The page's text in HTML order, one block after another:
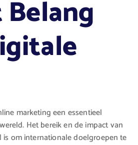
marketing een essentieel
Het bereik en de impact van
om internationale doelgroepen te